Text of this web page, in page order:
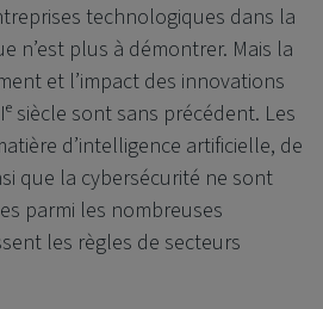
technologiques dans la
n’est plus à démontrer. Mais la
et l’impact des innovations
siècle sont sans précédent. Les
d’intelligence artificielle, de
que la cybersécurité ne sont
parmi les nombreuses
les règles de secteurs